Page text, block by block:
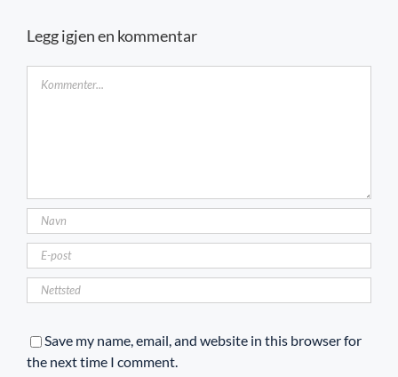
Legg igjen en kommentar
Save my name, email, and website in this browser for
the next time I comment.